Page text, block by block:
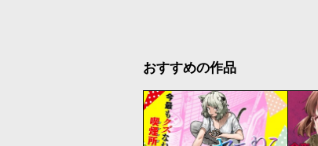
おすすめの作品